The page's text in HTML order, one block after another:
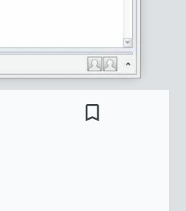
bookmark_border